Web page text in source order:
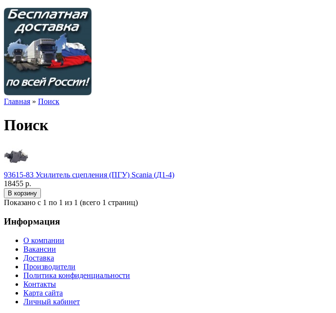
Главная » Поиск
Поиск
93615-83 Усилитель сцепления (ПГУ) Scania (Д1-4)
18455 р.
Показано с 1 по 1 из 1 (всего 1 страниц)
Информация
О компании
Вакансии
Доставка
Производители
Политика конфиденциальности
Контакты
Карта сайта
Личный кабинет